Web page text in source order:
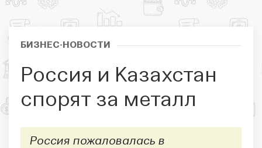
БИЗНЕС-НОВОСТИ
Россия и Казахстан
спорят за металл
Россия пожаловалась в